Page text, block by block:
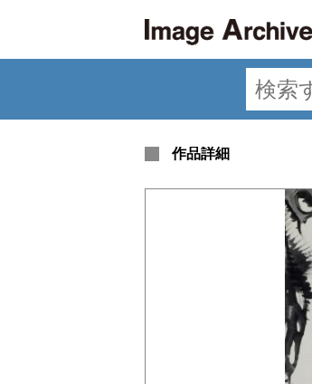
作品詳細